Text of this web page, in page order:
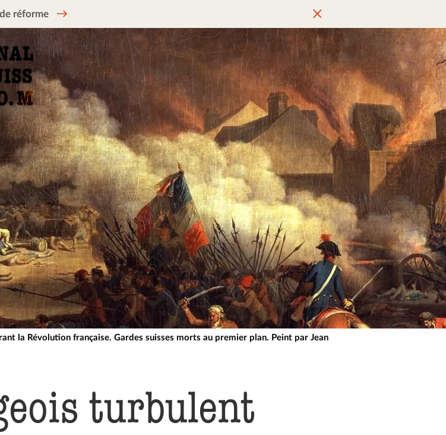
réforme
la Révolution française. Gardes suisses morts au premier plan. Peint par Jean
turbulent